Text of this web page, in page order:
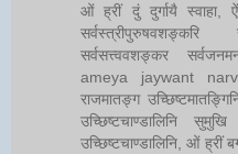
ओं ह्रीं दुं दुर्गायै स्वाहा,
सर्वस्त्रीपुरुषवशङ्करि
सर्वसत्त्ववशङ्कर
ameya jaywant
राजमातङ्ग
उच्छिष्टचाण्डालिनि
उच्छिष्टचाण्डालिनि, ओं ह्रीं